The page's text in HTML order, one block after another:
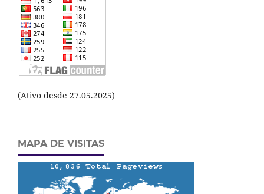
(Ativo desde 27.05.2025)
MAPA DE VISITAS